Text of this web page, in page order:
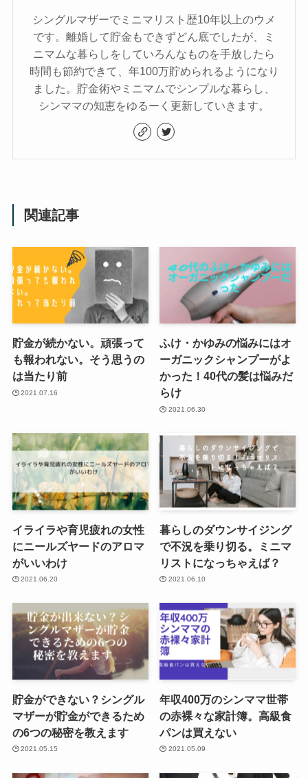
シングルマザーでミニマリスト歴10年以上のウメ
です。離婚して貯金もできずどん底でしたが、ミ
ニマムな暮らしをしていろんなものを手放したら
時間も節約できて、年100万貯められるようになり
ました。貯金術やミニマムでシンプルな暮らし、
シンママの知恵をゆるーく更新していきます。
関連記事
貯金が続かない。頑張って
も報われない。そう思うの
は当たり前
2021.07.16
ふけ・かゆみの悩みにはオ
ーガニックシャンプーがよ
かった！40代の髪は悩みだ
らけ
2021.06.30
イライラや育児疲れの女性
にニールズヤードのアロマ
がいいわけ
2021.06.20
暮らしのダウンサイジング
で不況を乗り切る。ミニマ
リストになっちゃえば？
2021.06.10
貯金ができない？シングル
マザーが貯金ができるため
の6つの秘密を教えます
2021.05.15
年収400万のシンママ世帯
の赤裸々な家計簿。高級食
パンは買えない
2021.05.09